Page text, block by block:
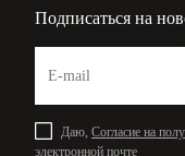
Подписаться на
Даю, Согласие на
электронной почте